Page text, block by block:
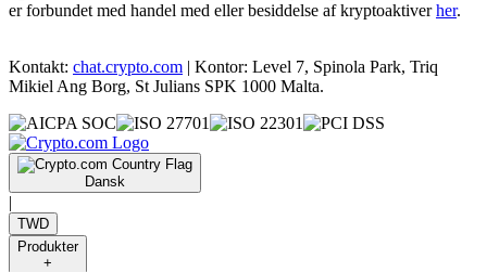
er forbundet med handel med eller besiddelse af kryptoaktiverher.
Kontakt: chat.crypto.com | Kontor: Level 7, Spinola Park, Triq
Mikiel Ang Borg, St Julians SPK 1000 Malta.
Dansk
|
TWD
Produkter
+